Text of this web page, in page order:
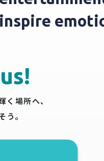
inspire
く場所へ、
う。